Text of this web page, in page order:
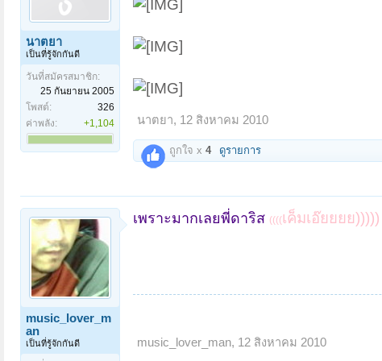
นาตยา
เป็นที่รู้จักกันดี
วันที่สมัครสมาชิก:
25 กันยายน 2005
โพสต์:
326
ค่าพลัง:
+1,104 นาตยา, 12 สิงหาคม 2010
ถูกใจ x 4 ดูรายการ
music_lover_m
an
เป็นที่รู้จักกันดี
เพราะมากเลยพี่ดาริส ((((เค็มเอ๊ยยยย)))))
music_lover_man, 12 สิงหาคม 2010